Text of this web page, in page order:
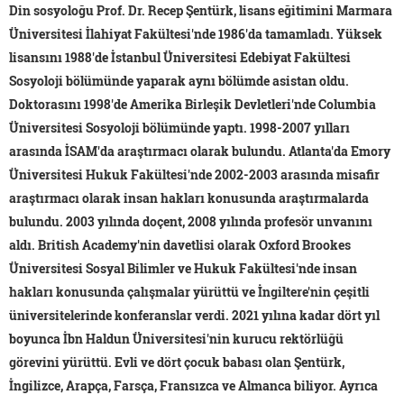
Din sosyoloğu Prof. Dr. Recep Şentürk, lisans eğitimini Marmara
Üniversitesi İlahiyat Fakültesi'nde 1986'da tamamladı. Yüksek
lisansını 1988'de İstanbul Üniversitesi Edebiyat Fakültesi
Sosyoloji bölümünde yaparak aynı bölümde asistan oldu.
Doktorasını 1998'de Amerika Birleşik Devletleri'nde Columbia
Üniversitesi Sosyoloji bölümünde yaptı. 1998-2007 yılları
arasında İSAM'da araştırmacı olarak bulundu. Atlanta'da Emory
Üniversitesi Hukuk Fakültesi'nde 2002-2003 arasında misafir
araştırmacı olarak insan hakları konusunda araştırmalarda
bulundu. 2003 yılında doçent, 2008 yılında profesör unvanını
aldı. British Academy'nin davetlisi olarak Oxford Brookes
Üniversitesi Sosyal Bilimler ve Hukuk Fakültesi'nde insan
hakları konusunda çalışmalar yürüttü ve İngiltere'nin çeşitli
üniversitelerinde konferanslar verdi. 2021 yılına kadar dört yıl
boyunca İbn Haldun Üniversitesi'nin kurucu rektörlüğü
görevini yürüttü. Evli ve dört çocuk babası olan Şentürk,
İngilizce, Arapça, Farsça, Fransızca ve Almanca biliyor. Ayrıca